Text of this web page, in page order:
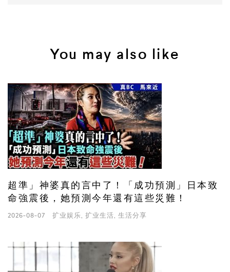
You may also like
超準」神婆真的言中了！「成功預測」日本致
命強震後，她預測今年還有這些災難！
2026-08-07 扩业娱乐, 扩业生活, 生活分享